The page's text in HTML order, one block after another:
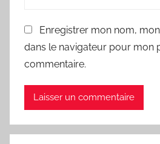
Enregistrer mon nom,
dans le navigateur pour mon
commentaire.